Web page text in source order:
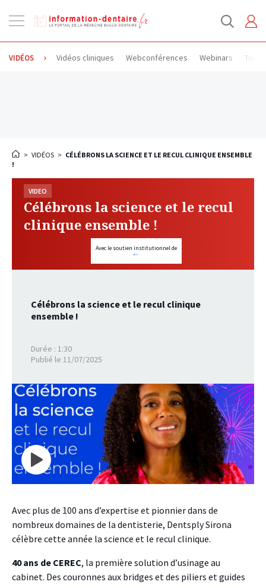
la
navigation
VIDÉOS Vidéos cliniques Webconférences Webinars
> VIDÉOS > CÉLÉBRONS LA SCIENCE ET LE RECUL CLINIQUE ENSEMBLE
!
VIDEO
Célébrons la science et le recul
clinique ensemble !
Avec le soutien institutionnel de
Célébrons la science et le recul clinique
ensemble !
Durée : 1:30
Publié le 11/07/2025
Avec plus de 100 ans d’expertise et pionnier dans de
nombreux domaines de la dentisterie, Dentsply Sirona
célèbre cette année la science et le recul clinique.
40 ans de CEREC, la première solution d’usinage au
cabinet. Des couronnes aux bridges et des piliers et guides